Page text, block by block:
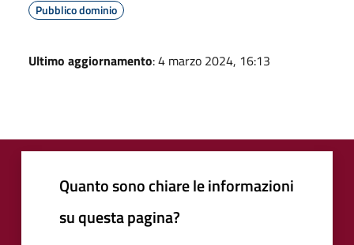
Pubblico dominio
Ultimo aggiornamento: 4 marzo 2024, 16:13
Quanto sono chiare le informazioni
su questa pagina?